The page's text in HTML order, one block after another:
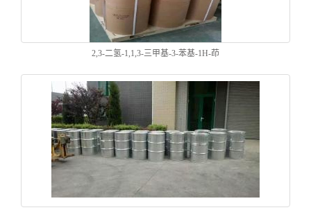
2,3-二氢-1,1,3-三甲基-3-苯基-1H-茚